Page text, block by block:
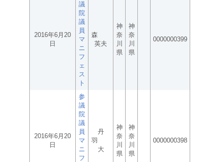
2016年6月20
日
議
院
議
員
マ
ニ
フ
ェ
ス
ト
森
英夫
神
奈
川
県
神
奈
川
県
0000000399
2016年6月20
日
参
議
院
議
員
マ
ニ
フ
丹
羽
大
神
奈
川
県
神
奈
川
県
0000000398